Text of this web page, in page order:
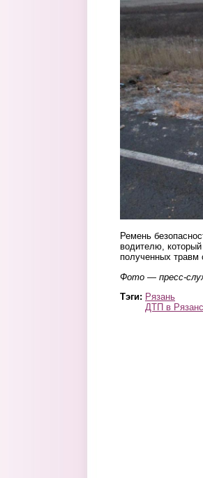
Ремень
водителю,
полученных травм
Фото — пресс-
Тэги: Рязань
ДТП в